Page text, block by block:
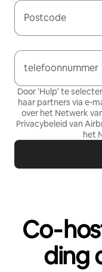
Postcode
telefoonnummer
Door 'Hulp' te
haar partners via e-
over het Netwerk
Privacybeleid van
het
ding